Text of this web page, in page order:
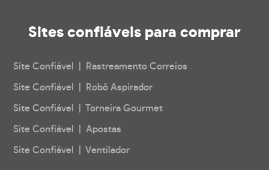
Sites confiáveis para comprar
Site Confiável | Rastreamento Correios
Site Confiável | Robô Aspirador
Site Confiável | Torneira Gourmet
Site Confiável | Apostas
Site Confiável | Ventilador